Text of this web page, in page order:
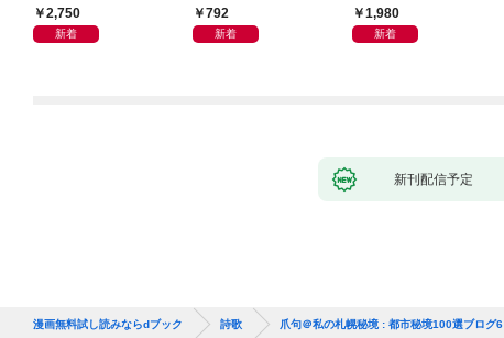
2,750
新着
792
新着
1,980
新着
新刊配信予定
漫画無料試し読みならdブック 詩歌 爪句＠私の札幌秘境 : 都市秘境100選ブログ6